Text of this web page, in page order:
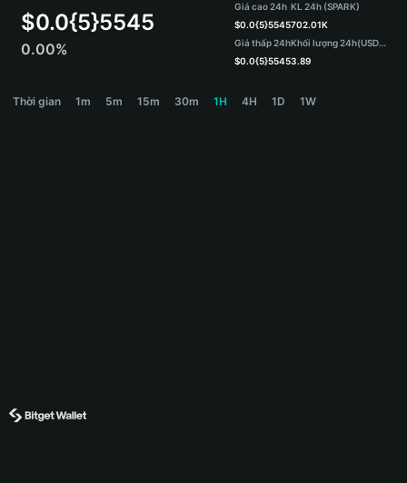
Español
Português (Brasil)
$0.0{5}5545
0.00%
Giá cao 24h
$0.0{5}5545
Giá thấp 24h
$0.0{5}5545
KL 24h (SPARK)
702.01K
Khối lượng 24h(USDT)
3.89
Thời gian 1m 5m 15m 30m 1H 4H 1D 1W